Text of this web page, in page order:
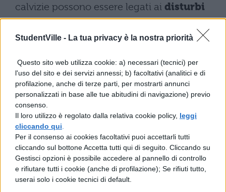
StudentVille - La tua privacy è la nostra priorità
Questo sito web utilizza cookie: a) necessari (tecnici) per
l'uso del sito e dei servizi annessi; b) facoltativi (analitici e di
profilazione, anche di terze parti, per mostrarti annunci
personalizzati in base alle tue abitudini di navigazione) previo
consenso.
Il loro utilizzo è regolato dalla relativa cookie policy, leggi
cliccando qui
Per il consenso ai cookies facoltativi puoi accettarli tutti
cliccando sul bottone Accetta tutti qui di seguito. Cliccando su
Gestisci opzioni è possibile accedere al pannello di controllo
e rifiutare tutti i cookie (anche di profilazione); Se rifiuti tutto,
userai solo i cookie tecnici di default.
calvizie possono essere legati ai disturbi
alimentari, alfumoe alle poche ore di
sonno. Da sfatare il mito secondo cui
ruolo risulta molto più ridotto.
Naturalmente, la perdita dei capelli provoca
grandi problemi psicologici, e basti pensare
che il 90 per cento dei giovani la vive come
una problematica prioritaria e
condizionante, addirittura una specie di
menomazione. Nel 60 per cento di casi si
prova un’insopportabile vergogna. Il 35 per